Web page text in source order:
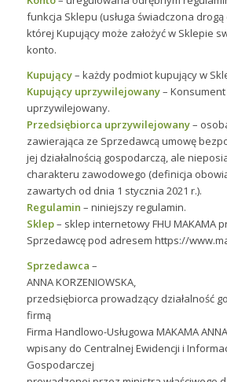
funkcja Sklepu (usługa świadczona
której Kupujący może założyć w Sklepie
konto.
Kupujący– każdy podmiot kupujący w
Kupujący uprzywilejowany–
uprzywilejowany.
Przedsiębiorca uprzywilejowany–
zawierająca ze Sprzedawcą umowę
jej działalnością gospodarczą, ale
charakteru zawodowego (definicja
zawartych od dnia 1 stycznia 2021 r.).
Regulamin – niniejszy regulamin.
Sklep– sklep internetowy FHU MAKAMA
Sprzedawcę pod adresem https://
Sprzedawca –
ANNA KORZENIOWSKA,
przedsiębiorca prowadzący działalność
firmą
Firma Handlowo-Usługowa MAKAMA
wpisany do Centralnej Ewidencji i
Gospodarczej